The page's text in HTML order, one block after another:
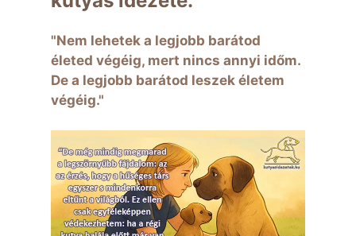
"Nem lehetek a legjobb barátod
életed végéig, mert nincs annyi időm.
De a legjobb barátod leszek életem
végéig."